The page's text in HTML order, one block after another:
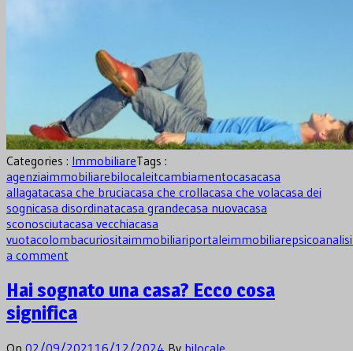
Categories : ImmobiliareTags :
agenziaimmobiliarebilocaleitcambiamentocasacasa
allagatacasa che bruciacasa che crollacasa che volacasa dei
sognicasa disordinatacasa grandecasa nuovacasa
sconosciutacasa vecchiacasa
vuotacolombacuriositaimmobiliariportaleimmobiliarepsicoanalisi
a comment
Hai sognato una casa? Ecco cosa
significa
On 02/09/2021 16/12/2024 By bilocale